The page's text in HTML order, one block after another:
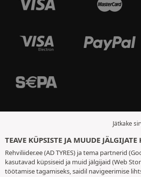
Jätkake
TEAVE KÜPSISTE JA MUUDE JÄLGIJATE
Rehviliider.ee (AD TYRES) ja tema partnerid
kasutavad küpsiseid ja muid jälgijaid (Web
töötamise tagamiseks, saidil navigeerimise